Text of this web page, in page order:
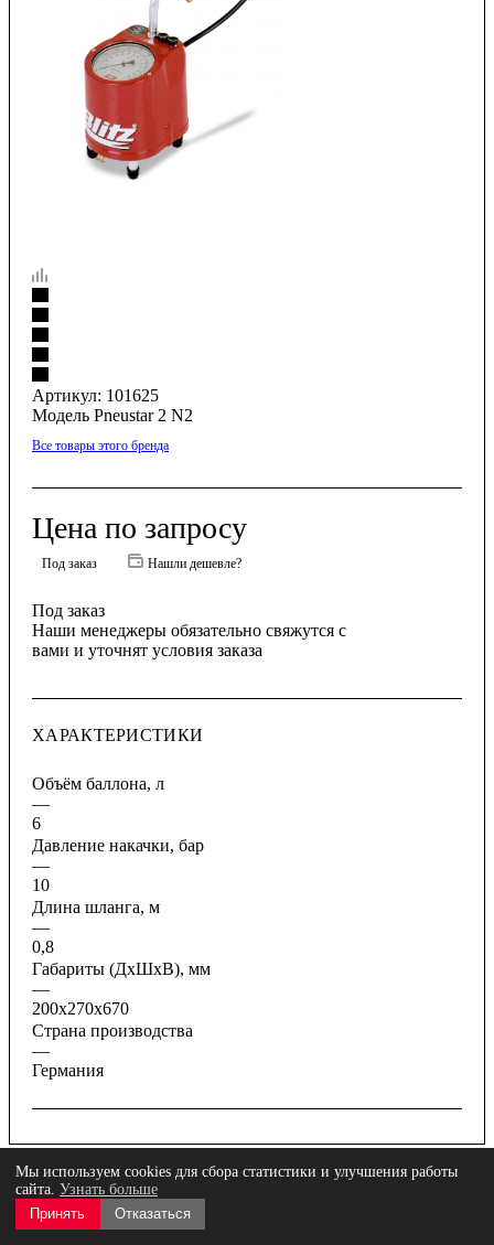
Артикул: 101625
Модель Pneustar 2 N2
Все товары этого бренда
Цена по запросу
Под заказ Нашли дешевле?
Под заказ
Наши менеджеры обязательно свяжутся с
вами и уточнят условия заказа
ХАРАКТЕРИСТИКИ
Объём баллона, л
—
6
Давление накачки, бар
—
10
Длина шланга, м
—
0,8
Габариты (ДхШхВ), мм
—
200х270х670
Страна производства
—
Германия
Отзывы
Оплата
Мы используем cookies для сбора статистики и улучшения работы
сайта. Узнать больше
Принять
Отказаться